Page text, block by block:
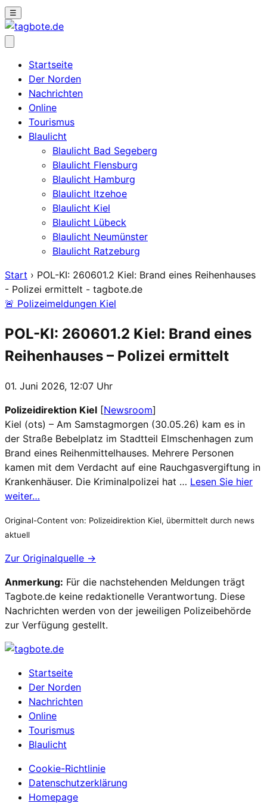
☰
Startseite
Der Norden
Nachrichten
Online
Tourismus
Blaulicht
Blaulicht Bad Segeberg
Blaulicht Flensburg
Blaulicht Hamburg
Blaulicht Itzehoe
Blaulicht Kiel
Blaulicht Lübeck
Blaulicht Neumünster
Blaulicht Ratzeburg
Start › POL-KI: 260601.2 Kiel: Brand eines Reihenhauses
- Polizei ermittelt - tagbote.de
🚨 Polizeimeldungen Kiel
POL-KI: 260601.2 Kiel: Brand eines
Reihenhauses – Polizei ermittelt
01. Juni 2026, 12:07 Uhr
Polizeidirektion Kiel [Newsroom]
Kiel (ots) – Am Samstagmorgen (30.05.26) kam es in
der Straße Bebelplatz im Stadtteil Elmschenhagen zum
Brand eines Reihenmittelhauses. Mehrere Personen
kamen mit dem Verdacht auf eine Rauchgasvergiftung in
Krankenhäuser. Die Kriminalpolizei hat … Lesen Sie hier
weiter…
Original-Content von: Polizeidirektion Kiel, übermittelt durch news
aktuell
Zur Originalquelle →
Anmerkung: Für die nachstehenden Meldungen trägt
Tagbote.de keine redaktionelle Verantwortung. Diese
Nachrichten werden von der jeweiligen Polizeibehörde
zur Verfügung gestellt.
Startseite
Der Norden
Nachrichten
Online
Tourismus
Blaulicht
Cookie-Richtlinie
Datenschutzerklärung
Homepage